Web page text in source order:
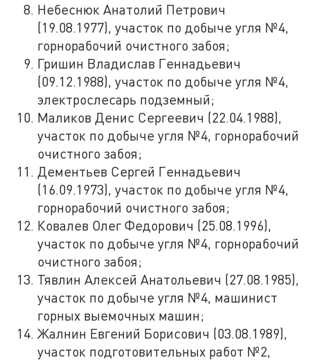
Небеснюк Анатолий Петрович
(19.08.1977), участок по добыче угля №4,
горнорабочий очистного забоя;
Гришин Владислав Геннадьевич
(09.12.1988), участок по добыче угля №4,
электрослесарь подземный;
Маликов Денис Сергеевич (22.04.1988),
участок по добыче угля №4, горнорабочий
очистного забоя;
Дементьев Сергей Геннадьевич
(16.09.1973), участок по добыче угля №4,
горнорабочий очистного забоя;
Ковалев Олег Федорович (25.08.1996),
участок по добыче угля №4, горнорабочий
очистного забоя;
Тявлин Алексей Анатольевич (27.08.1985),
участок по добыче угля №4, машинист
горных выемочных машин;
Жалнин Евгений Борисович (03.08.1989),
участок подготовительных работ №2,